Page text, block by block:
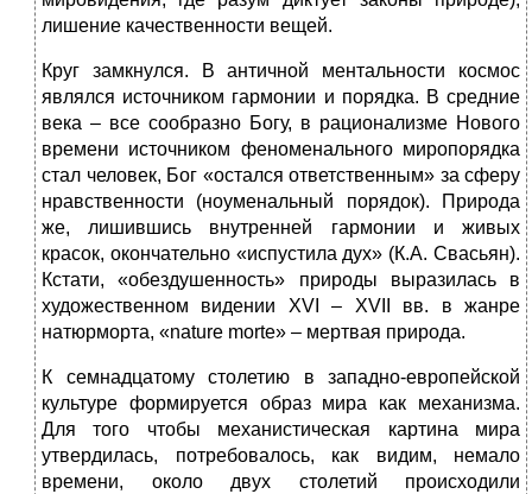
лишение качественности вещей.
Круг замкнулся. В античной ментальности космос
являлся источником гармонии и порядка. В средние
века – все сообразно Богу, в рационализме Нового
времени источником феноменального миропорядка
стал человек, Бог «остался ответственным» за сферу
нравственности (ноуменальный порядок). Природа
же, лишившись внутренней гармонии и живых
красок, окончательно «испустила дух» (К.А. Свасьян).
Кстати, «обездушенность» природы выразилась в
художественном видении XVI – XVII вв. в жанре
натюрморта, «nature morte» – мертвая природа.
К семнадцатому столетию в западно-европейской
культуре формируется образ мира как механизма.
Для того чтобы механистическая картина мира
утвердилась, потребовалось, как видим, немало
времени, около двух столетий происходили